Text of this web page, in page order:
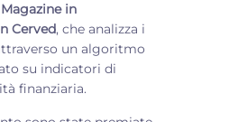
in
Cerved, che analizza i
un algoritmo
su indicatori di
finanziaria.